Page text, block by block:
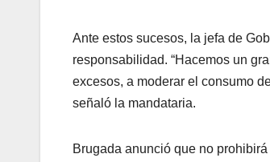
Ante estos sucesos, la jefa de
responsabilidad. “Hacemos un
excesos, a moderar el consumo
señaló la mandataria.
Brugada anunció que no